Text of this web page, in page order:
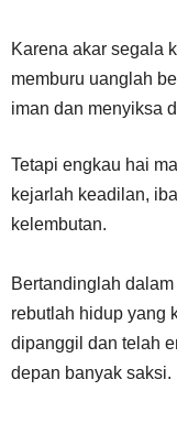
Karena akar segala
memburu uanglah
iman dan menyiksa
Tetapi engkau hai
kejarlah keadilan,
kelembutan.
Bertandinglah
rebutlah hidup yang
dipanggil dan telah
depan banyak saksi.